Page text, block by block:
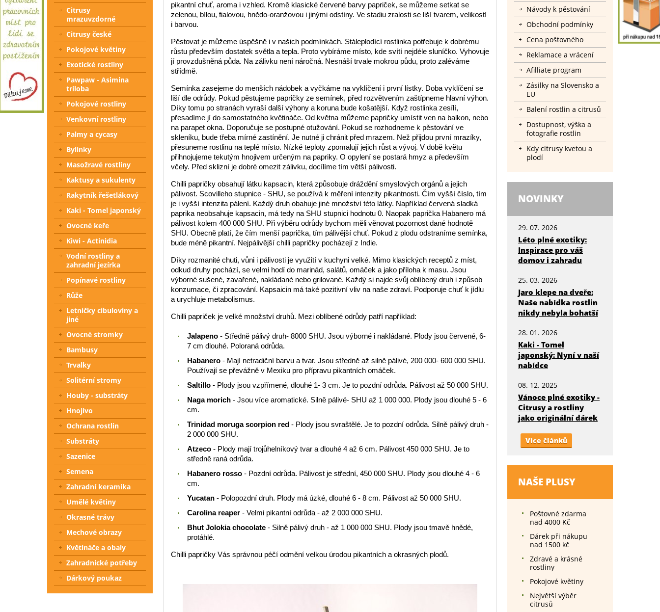
pikantní chuť, aroma i vzhled. Kromě klasické červené barvy papriček, se můžeme setkat se
zelenou, bílou, fialovou, hnědo-oranžovou i jinými odstíny. Ve stadiu zralosti se liší tvarem, velikostí
i barvou.
Pěstovat je můžeme úspěšně i v našich podmínkách. Stáleplodící rostlinka potřebuje k dobrému
růstu především dostatek světla a tepla. Proto vybíráme místo, kde svítí nejdéle sluníčko. Vyhovuje
jí provzdušněná půda. Na zálivku není náročná. Nesnáší trvale mokrou půdu, proto zaléváme
střídmě.
Semínka zasejeme do menších nádobek a vyčkáme na vyklíčení i první lístky. Doba vyklíčení se
liší dle odrůdy. Pokud pěstujeme papričky ze semínek, před rozvětvením zaštípneme hlavní výhon.
Díky tomu po stranách vyraší další výhony a koruna bude košatější. Když rostlinka zesílí,
přesadíme jí do samostatného květináče. Od května můžeme papričky umístit ven na balkon, nebo
na parapet okna. Doporučuje se postupné otužování. Pokud se rozhodneme k pěstování ve
skleníku, bude třeba mírné zastínění. Je nutné ji chránit před mrazem. Než přijdou první mrazíky,
přesuneme rostlinu na teplé místo. Nízké teploty zpomalují jejich růst a vývoj. V době květu
přihnojujeme tekutým hnojivem určeným na papriky. O opylení se postará hmyz a především
včely. Před sklizní je dobré omezit zálivku, docílíme tím větší pálivosti.
Chilli papričky obsahují látku kapsacin, která způsobuje dráždění smyslových orgánů a jejich
pálivost. Scovilleho stupnice - SHU, se používá k měření intenzity pikantnosti. Čím vyšší číslo, tím
je i vyšší intenzita pálení. Každý druh obahuje jiné množství této látky. Například červená sladká
paprika neobsahuje kapsacin, má tedy na SHU stupnici hodnotu 0. Naopak paprička Habanero má
pálivost kolem 400 000 SHU. Při výběru odrůdy bychom měli věnovat pozornost dané hodnotě
SHU. Obecně platí, že čím menší paprička, tím pálivější chuť. Pokud z plodu odstraníme semínka,
bude méně pikantní. Nejpálivější chilli papričky pocházejí z Indie.
Díky rozmanité chuti, vůni i pálivosti je využití v kuchyni velké. Mimo klasických receptů z míst,
odkud druhy pochází, se velmi hodí do marinád, salátů, omáček a jako příloha k masu. Jsou
výborné sušené, zavařené, nakládané nebo grilované. Každý si najde svůj oblíbený druh i způsob
konzumace, či zpracování. Kapsaicin má také pozitivní vliv na naše zdraví. Podporuje chuť k jídlu
a urychluje metabolismus.
Chilli papriček je velké množství druhů. Mezi oblíbené odrůdy patří například:
Jalapeno - Středně pálivý druh- 8000 SHU. Jsou výborné i nakládané. Plody jsou červené, 6-
7 cm dlouhé. Poloraná odrůda.
Habanero - Mají netradiční barvu a tvar. Jsou středně až silně pálivé, 200 000- 600 000 SHU.
Používají se převážně v Mexiku pro přípravu pikantních omáček.
Saltillo - Plody jsou vzpřímené, dlouhé 1- 3 cm. Je to pozdní odrůda. Pálivost až 50 000 SHU.
Naga morich - Jsou více aromatické. Silně pálivé- SHU až 1 000 000. Plody jsou dlouhé 5 - 6
cm.
Trinidad moruga scorpion red - Plody jsou svraštělé. Je to pozdní odrůda. Silně pálivý druh -
2 000 000 SHU.
Atzeco - Plody mají trojůhelníkový tvar a dlouhé 4 až 6 cm. Pálivost 450 000 SHU. Je to
středně raná odrůda.
Habanero rosso - Pozdní odrůda. Pálivost je střední, 450 000 SHU. Plody jsou dlouhé 4 - 6
cm.
Yucatan - Polopozdní druh. Plody má úzké, dlouhé 6 - 8 cm. Pálivost až 50 000 SHU.
Carolina reaper - Velmi pikantní odrůda - až 2 000 000 SHU.
Bhut Jolokia chocolate - Silně pálivý druh - až 1 000 000 SHU. Plody jsou tmavě hnědé,
protáhlé.
Chilli papričky Vás správnou péčí odmění velkou úrodou pikantních a okrasných plodů.
Návody k pěstování
Obchodní podmínky
Cena poštovného
Reklamace a vrácení
Afilliate program
Zásilky na Slovensko a
EU
Balení rostlin a citrusů
Dostupnost, výška a
fotografie rostlin
Kdy citrusy kvetou a
plodí
NOVINKY
29. 07. 2026
Léto plné exotiky:
Inspirace pro váš
domov i zahradu
25. 03. 2026
Jaro klepe na dveře:
Naše nabídka rostlin
nikdy nebyla bohatší
28. 01. 2026
Kaki - Tomel
japonský: Nyní v naší
nabídce
08. 12. 2025
Vánoce plné exotiky -
Citrusy a rostliny
jako originální dárek
Více článků
NAŠE PLUSY
Poštovné zdarma
nad 4000 Kč
Dárek při nákupu
nad 1500 kč
Zdravé a krásné
rostliny
Pokojové květiny
Největší výběr
citrusů
Citrusy
mrazuvzdorné
Citrusy české
Pokojové květiny
Exotické rostliny
Pawpaw - Asimina
triloba
Pokojové rostliny
Venkovní rostliny
Palmy a cycasy
Bylinky
Masožravé rostliny
Kaktusy a sukulenty
Rakytník řešetlákový
Kaki - Tomel japonský
Ovocné keře
Kiwi - Actinidia
Vodní rostliny a
zahradní jezírka
Popínavé rostliny
Růže
Letničky cibuloviny a
jiné
Ovocné stromky
Bambusy
Trvalky
Solitérní stromy
Houby - substráty
Hnojivo
Ochrana rostlin
Substráty
Sazenice
Semena
Zahradní keramika
Umělé květiny
Okrasné trávy
Mechové obrazy
Květináče a obaly
Zahradnické potřeby
Dárkový poukaz